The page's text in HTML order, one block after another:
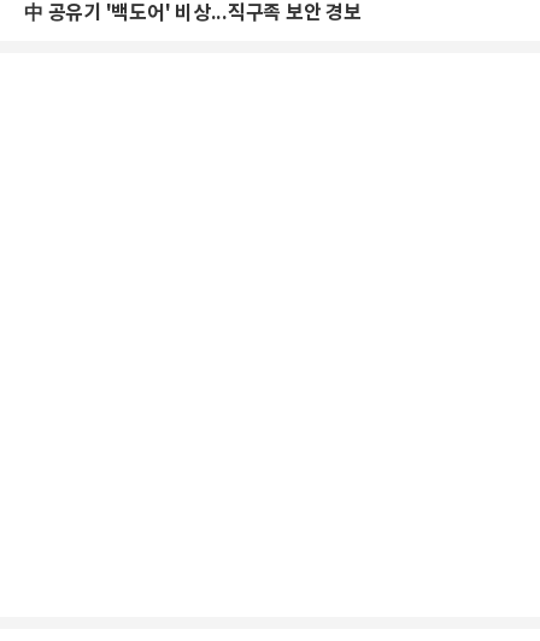
中 공유기 '백도어' 비상...직구족 보안 경보